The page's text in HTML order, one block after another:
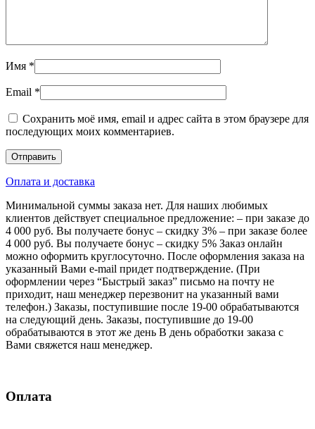
Имя *
Email *
Сохранить моё имя, email и адрес сайта в этом браузере для
последующих моих комментариев.
Оплата и доставка
Минимальной суммы заказа нет. Для наших любимых
клиентов действует специальное предложение: – при заказе до
4 000 руб. Вы получаете бонус – скидку 3% – при заказе более
4 000 руб. Вы получаете бонус – скидку 5% Заказ онлайн
можно оформить круглосуточно. После оформления заказа на
указанный Вами e-mail придет подтверждение. (При
оформлении через “Быстрый заказ” письмо на почту не
приходит, наш менеджер перезвонит на указанный вами
телефон.) Заказы, поступившие после 19-00 обрабатываются
на следующий день. Заказы, поступившие до 19-00
обрабатываются в этот же день В день обработки заказа с
Вами свяжется наш менеджер.
Оплата